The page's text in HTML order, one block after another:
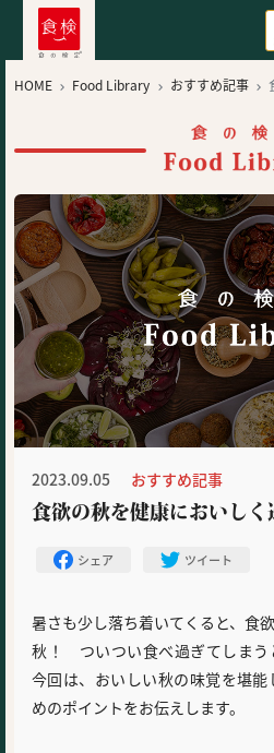
HOME  Food Library  おすすめ記事 
2023.09.05 おすすめ記事
食欲の秋を健康においし
シェア ツイート
暑さも少し落ち着いてくると、食
秋！ ついつい食べ過ぎてしまう
今回は、おいしい秋の味覚を堪
めのポイントをお伝えします。